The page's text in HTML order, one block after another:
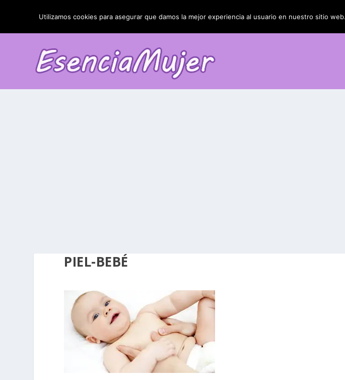
TENDENCIAS: La blefaroplastia y sus resultados
PIEL-BEBÉ
Utilizamos cookies para asegurar que damos la mejor experiencia al usuario en nuestro sitio